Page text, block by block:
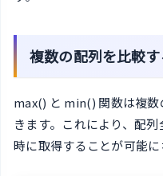
複数の配列を比較す
max() と min() 関数は複
きます。これにより、配
時に取得することが可能に